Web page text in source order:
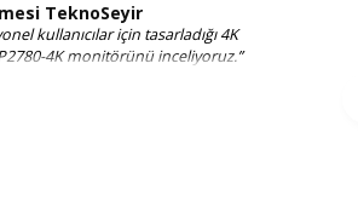
TeknoSeyir
kullanıcılar için tasarladığı 4K
4K monitörünü inceliyoruz.”